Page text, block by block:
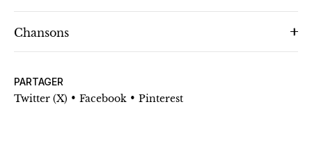
Chansons
PARTAGER
Twitter (X) • Facebook • Pinterest